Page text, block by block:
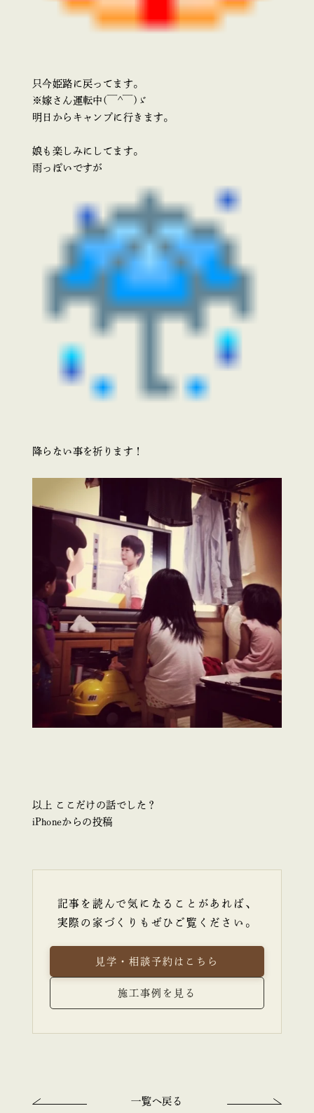
只今姫路に戻ってます。
※嫁さん運転中(￣^￣)ゞ
明日からキャンプに行きます。
娘も楽しみにしてます。
雨っぽいですが
降らない事を祈ります！
以上 ここだけの話でした？
iPhoneからの投稿
記事を読んで気になることがあれば、
実際の家づくりもぜひご覧ください。
見学・相談予約はこちら
施工事例を見る
一覧へ戻る